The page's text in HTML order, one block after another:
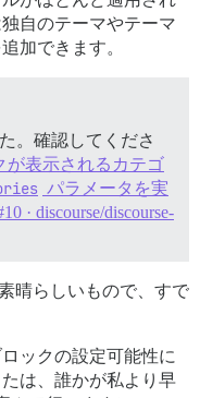
自のテーマやテーマ
加できます。
。確認してくださ
が表示されるカテゴ
パラメータを実
· discourse/discourse-
晴らしいもので、すで
ックの設定可能性に
は、誰かが私より早